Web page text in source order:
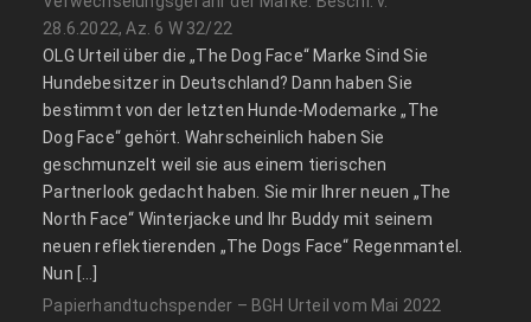
28.6.2022, Az. 6 W 32/22
OLG Urteil über die „The Dog Face“ Marke Sind Sie
Hundebesitzer in Deutschland? Dann haben Sie
bestimmt von der letzten Hunde-Modemarke „The
Dog Face“ gehört. Wahrscheinlich haben Sie
geschmunzelt weil sie aus einem tierischen
Partnerlook gedacht haben. Sie mir Ihrer neuen „The
North Face“ Winterjacke und Ihr Buddy mit seinem
neuen reflektierenden „The Dogs Face“ Regenmantel.
Nun […]
Papierhandtuchspender – BGH Urteil vom Mai 2022